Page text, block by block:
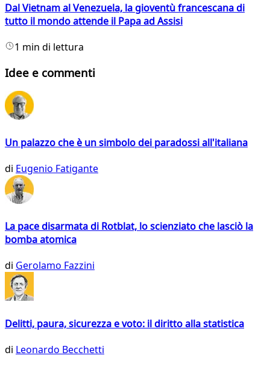
Dal Vietnam al Venezuela, la gioventù francescana di
tutto il mondo attende il Papa ad Assisi
1 min di lettura
Idee e commenti
Un palazzo che è un simbolo dei paradossi all'italiana
di Eugenio Fatigante
La pace disarmata di Rotblat, lo scienziato che lasciò la
bomba atomica
di Gerolamo Fazzini
Delitti, paura, sicurezza e voto: il diritto alla statistica
di Leonardo Becchetti